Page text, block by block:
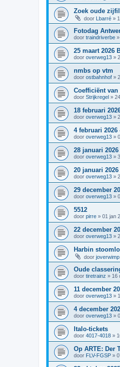
Zoek oude
door Lbarré »
Fotodag
door traindriverbe »
25 maart 2026
door overweg13 »
nmbs op vtm
door ostbahnhof »
Coefficiënt
door Strijkregel »
18 februari
door overweg13 »
4 februari 2026
door overweg13 »
28 januari
door overweg13 »
20 januari
door overweg13 »
29 december
door overweg13 »
5512
door pirre » 01 jan
22 december
door overweg13 »
Harbin
door joverwimp
Oude
door tiretrainz » 16
11 december
door overweg13 »
4 december
door overweg13 »
Italo-tickets
door 4017-4018 »
Op ARTE: Der
door FLV-FGSP »